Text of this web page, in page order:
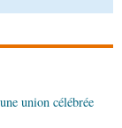
union célébrée